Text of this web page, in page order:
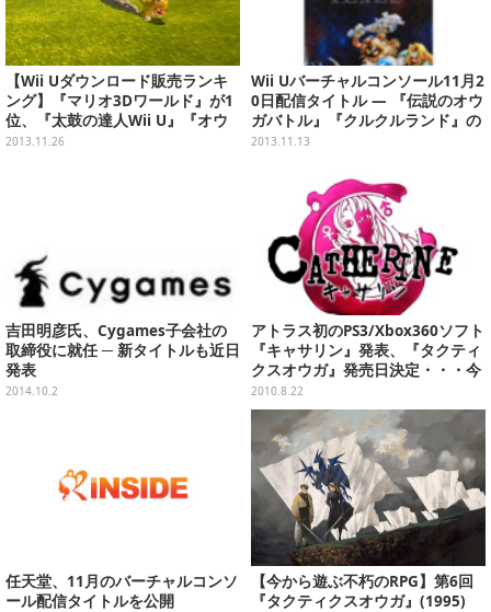
【Wii Uダウンロード販売ランキ
ング】『マリオ3Dワールド』が1
位、『太鼓の達人Wii U』『オウ
ガバトル』などが初登場ランクイ
2013.11.26
Wii Uバーチャルコンソール11月2
0日配信タイトル ― 『伝説のオウ
ガバトル』『クルクルランド』の
2本
2013.11.13
吉田明彦氏、Cygames子会社の
取締役に就任 ─ 新タイトルも近日
発表
2014.10.2
アトラス初のPS3/Xbox360ソフト
『キャサリン』発表、『タクティ
クスオウガ』発売日決定・・・今
週の新規・変更タイトル(8/22)
2010.8.22
任天堂、11月のバーチャルコンソ
ール配信タイトルを公開
【今から遊ぶ不朽のRPG】第6回
『タクティクスオウガ』(1995)